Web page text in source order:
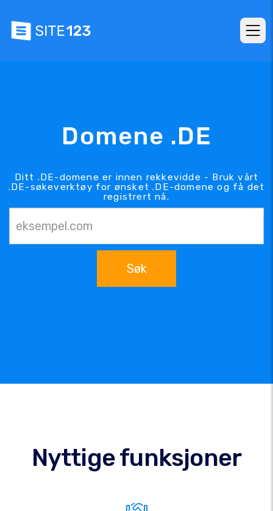
Domene .DE
Ditt .DE-domene er innen rekkevidde - Bruk vårt
.DE-søkeverktøy for ønsket .DE-domene og få det
registrert nå.
Søk
Nyttige funksjoner